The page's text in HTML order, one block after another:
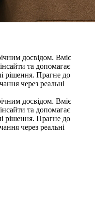
досвідом. Вміє
та допомагає
рішення. Прагне до
через реальні
досвідом. Вміє
та допомагає
рішення. Прагне до
через реальні